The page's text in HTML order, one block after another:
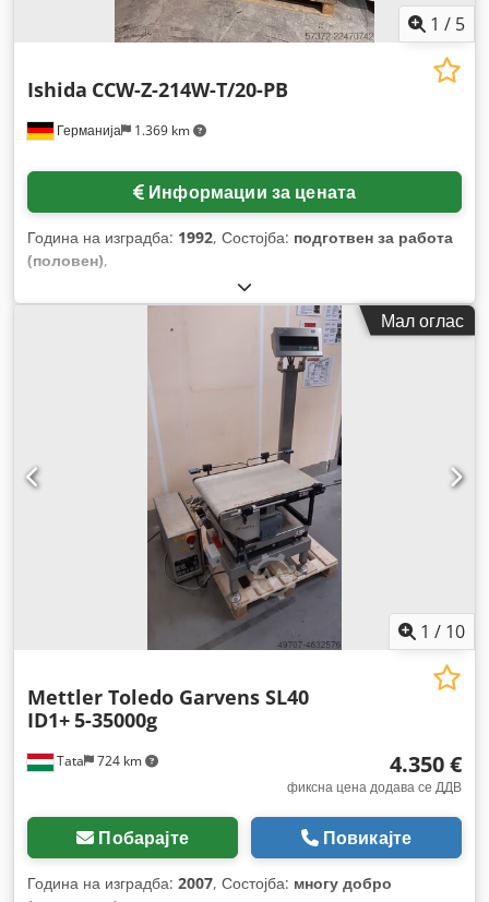
1 / 5
Германија 1.369 km
Ishida CCW-Z-214W-T/20-PB
Информации за цената
Година на изградба: 1992, Состојба: подготвен за работа
(половен),
Мал оглас
1 / 10
Tata 724 km
Mettler Toledo Garvens SL40
ID1+5-35000g
4.350 €
фиксна цена додава се ДДВ
Побарајте Повикајте
Година на изградба: 2007, Состојба: многу добро